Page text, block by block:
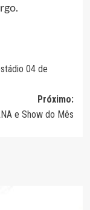
04 de
Próximo:
e Show do Mês